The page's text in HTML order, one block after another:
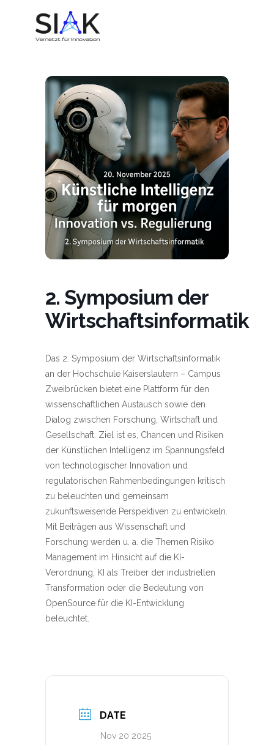
2. Symposium der
Wirtschaftsinformatik
Das 2. Symposium der Wirtschaftsinformatik
an der Hochschule Kaiserslautern – Campus
Zweibrücken bietet eine Plattform für den
wissenschaftlichen Austausch sowie den
Dialog zwischen Forschung, Wirtschaft und
Gesellschaft. Ziel ist es, Chancen und Risiken
der Künstlichen Intelligenz im Spannungsfeld
von technologischer Innovation und
regulatorischen Rahmenbedingungen kritisch
zu beleuchten und gemeinsam
zukunftsweisende Perspektiven zu entwickeln.
Mit Beiträgen aus Wissenschaft und
Forschung werden u. a. die Themen Risiko
Management im Hinsicht auf die KI-
Verordnung, KI als Treiber der industriellen
Transformation oder die Bedeutung von
OpenSource für die KI-Entwicklung
beleuchtet.
DATE
Nov 20 2025